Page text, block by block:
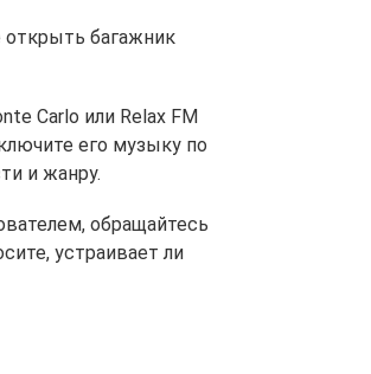
открыть багажник
Carlo или Relax FM
его музыку по
и жанру.
обращайтесь
устраивает ли